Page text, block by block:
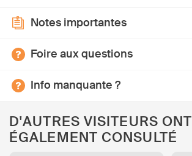
Notes importantes
Foire aux questions
Info manquante ?
D'AUTRES VISITEURS ONT
ÉGALEMENT CONSULTÉ